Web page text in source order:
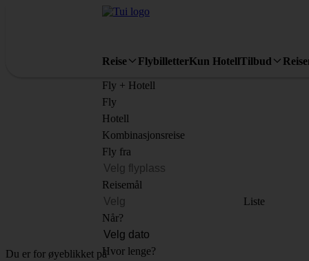
Reise FlybilletterKun HotellTilbud
Fly + Hotell
Fly
Hotell
Kombinasjonsreise
Fly fra
Reisemål
Liste
Når?
Hvor lenge?
Du er for øyeblikket på